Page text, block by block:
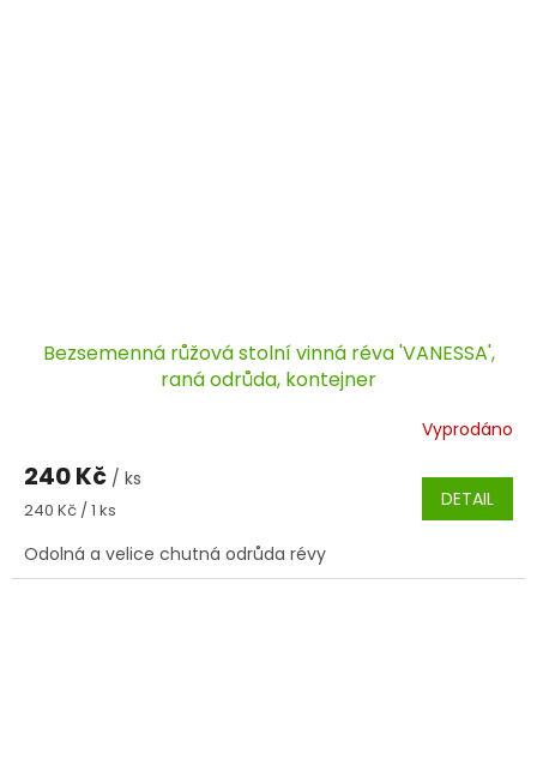
Bezsemenná růžová stolní vinná réva 'VANESSA',
raná odrůda, kontejner
Vyprodáno
240 Kč / ks
Měrná
240 Kč / 1 ks DETAIL
Odolná a velice chutná odrůda révy